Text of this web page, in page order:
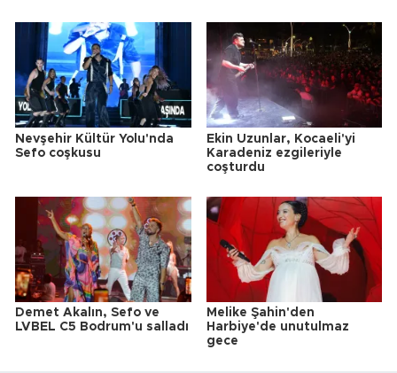
Nevşehir Kültür Yolu'nda
Sefo coşkusu
Ekin Uzunlar, Kocaeli'yi
Karadeniz ezgileriyle
coşturdu
Demet Akalın, Sefo ve
LVBEL C5 Bodrum'u salladı
Melike Şahin'den
Harbiye'de unutulmaz
gece